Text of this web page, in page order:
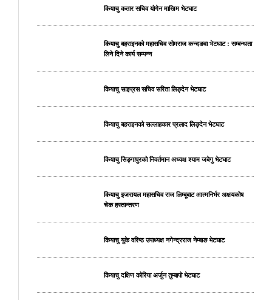
कियाचु कतार सचिव योगेन माखिम भेटघाट
कियाचु बहराइनको महासचिव सोमराज कन्दङवा भेटघाट : सम्बन्धता
लिने दिने कार्य सम्पन्न
कियाचु साइप्रस सचिव सरिता लिङ्देन भेटघाट
कियाचु बहराइनको सल्लाहकार प्रलाद लिङ्देन भेटघाट
कियाचु सिङ्गापुरको निवर्तमान अध्यक्ष श्याम जबेगु भेटघाट
कियाचु इजरायल महासचिव राज लिम्बूबाट आत्मनिर्भर अक्षयकोष
चेक हस्तान्तरण
कियाचु युके वरिष्ठ उपाध्यक्ष नगेन्द्रराज नेम्बाङ भेटघाट
कियाचु दक्षिण कोरिया अर्जुन तुम्बापो भेटघाट